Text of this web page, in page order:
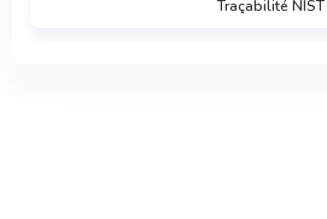
Traçabilité NIST